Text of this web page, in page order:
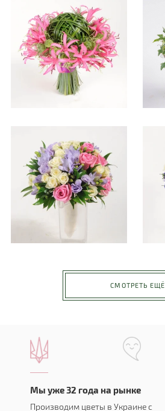
СМОТРЕТЬ ЕЩЁ
Мы уже 32 года на рынке
Производим цветы в Украине с